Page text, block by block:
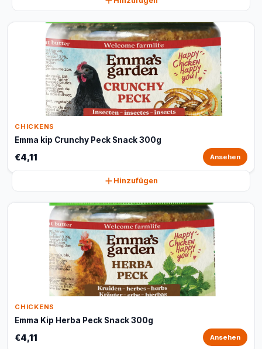
CHICKENS
Emma kip Crunchy Peck Snack 300g
€4,11 Ansehen
Hinzufügen
CHICKENS
Emma Kip Herba Peck Snack 300g
€4,11 Ansehen